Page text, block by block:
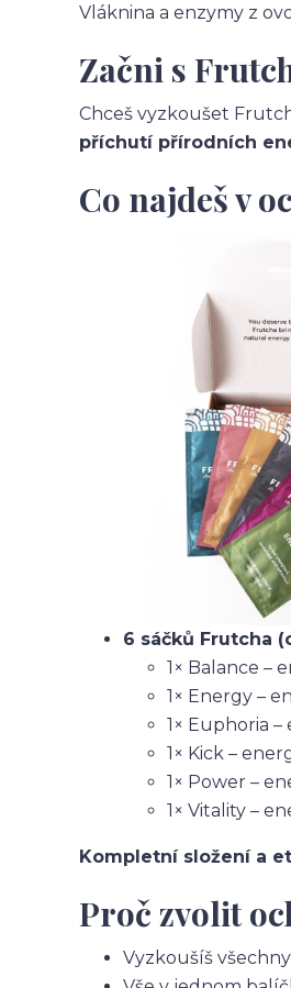
Vláknina a enzymy z
Začni s
Chceš vyzkoušet
příchutí přírodních
Co najdeš v
6 sáčků Frutcha
1× Balance –
1× Energy –
1× Euphoria
1× Kick –
1× Power –
1× Vitality –
Kompletní složení a
Proč zvolit
Vyzkoušíš